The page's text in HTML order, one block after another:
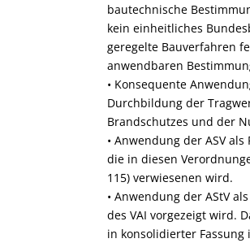
bautechnische
kein einheitliches
geregelte Bauverfahren
anwendbaren
• Konsequente
Durchbildung der
Brandschutzes und der
• Anwendung der ASV
die in diesen
115) verwiesenen wird.
• Anwendung der AStV
des VAI vorgezeigt wird.
in konsolidierter